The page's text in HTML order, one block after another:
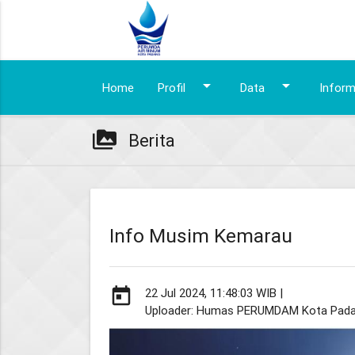
Home Profil arrow_drop_down Data arrow_drop_down
perm_media Berita
Info Musim Kemarau
today
22 Jul 2024, 11:48:03 WIB |
Uploader: Humas PERUMDAM Kota